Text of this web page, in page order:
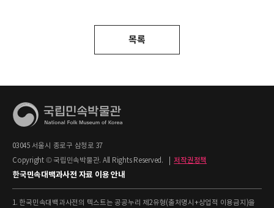
목록
03045 서울시 종로구 삼청로 37
Copyright © 국립민속박물관. All Rights Reserved.
저작권정책
한국민속대백과사전 자료 이용 안내
1. 한국민속대백과사전의 텍스트는 공공누리 제2유형(출처명시+상업적 이용금지)을